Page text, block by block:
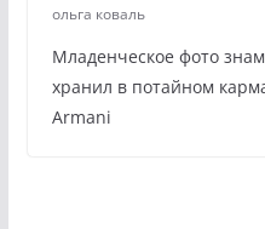
ольга коваль
Младенческое фото
хранил в потайном
Armani